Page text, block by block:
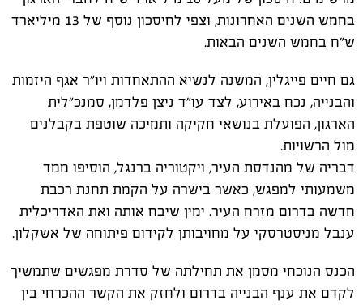
בחמש השנים האחרונות, וצפי לחיסכון נוסף של 13 מיליארד
ש"ח בחמש השנים הבאות.
גם חיים פייגלין, המשנה לנשיא ההתאחדות ויו"ר אגף היזמות
והבנייה, נכח באירוע, לצד עו"ד ניצן פלדמן, סמנכ"לית
הארגון, הפועלת בנושאי חקיקה ותמיכה שוטפת בקבלנים
מול הרשויות.
דבריה של מהנדסת העיר, ויקטוריה ברנגל, הוסיפו ממד
משמעותי למפגש, כאשר בישרה על הקמת תחנת רכבת
חדשה בדרום מזרח העיר. ימין שיבח אותה ואת האדריכלית
ענבל מניסטרסקי על מחויבותן לקידום פיתוחה של אשקלון.
הכנס הנוכחי מסמן את תחילתה של סדרת מפגשים שתמשיך
לקדם את ענף הבנייה בדרום ולחזק את הקשר ההכרחי בין